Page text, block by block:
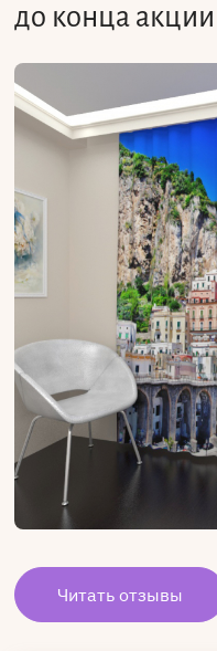
до конца акции
Читать отзывы